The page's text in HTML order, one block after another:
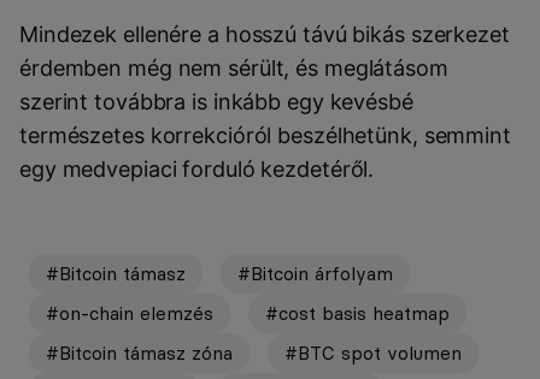
Mindezek ellenére a hosszú távú bikás szerkezet
érdemben még nem sérült, és meglátásom
szerint továbbra is inkább egy kevésbé
természetes korrekcióról beszélhetünk, semmint
egy medvepiaci forduló kezdetéről.
#Bitcoin támasz
#Bitcoin árfolyam
#on-chain elemzés
#cost basis heatmap
#Bitcoin támasz zóna
#BTC spot volumen